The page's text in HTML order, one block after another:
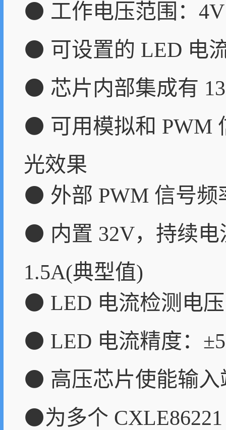
⚫ 工作电压范围：
⚫ 可设置的 LED 电
⚫ 芯片内部集成有
⚫ 可用模拟和 PWM
光效果
⚫ 外部 PWM 信号频
⚫ 内置 32V，持续
1.5A(典型值)
⚫ LED 电流检测电
⚫ LED 电流精度：
⚫ 高压芯片使能输
⚫为多个